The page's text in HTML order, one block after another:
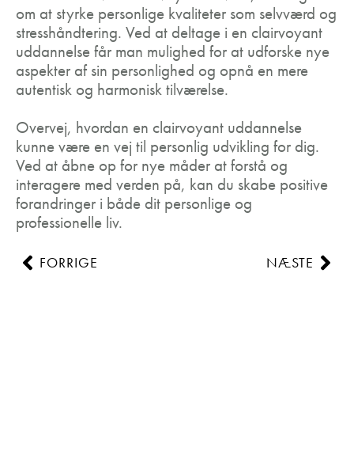
om at styrke personlige kvaliteter som selvværd og
stresshåndtering. Ved at deltage i en clairvoyant
uddannelse får man mulighed for at udforske nye
aspekter af sin personlighed og opnå en mere
autentisk og harmonisk tilværelse.
Overvej, hvordan en clairvoyant uddannelse
kunne være en vej til personlig udvikling for dig.
Ved at åbne op for nye måder at forstå og
interagere med verden på, kan du skabe positive
forandringer i både dit personlige og
professionelle liv.
FORRIGE NÆSTE